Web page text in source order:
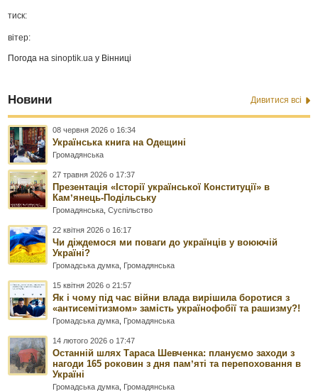
тиск:
вітер:
Погода наsinoptik.ua у Вінниці
Новини Дивитися всі
08 червня 2026 о 16:34
Українська книга на Одещині
Громадянська
27 травня 2026 о 17:37
Презентація «Історії української Конституції» в
Камʼянець-Подільську
Громадянська ,Суспільство
22 квітня 2026 о 16:17
Чи діждемося ми поваги до українців у воюючій
Україні?
Громадська думка Громадянська
15 квітня 2026 о 21:57
Як і чому під час війни влада вирішила боротися з
«антисемітизмом» замість українофобії та рашизму?!
Громадська думка Громадянська
14 лютого 2026 о 17:47
Останній шлях Тараса Шевченка: плануємо заходи з
нагоди 165 роковин з дня памʼяті та перепоховання в
Україні
Громадська думка Громадянська